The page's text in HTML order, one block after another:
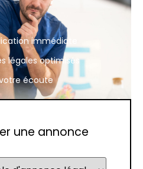
immédiate
légales optimisés
écoute
une annonce